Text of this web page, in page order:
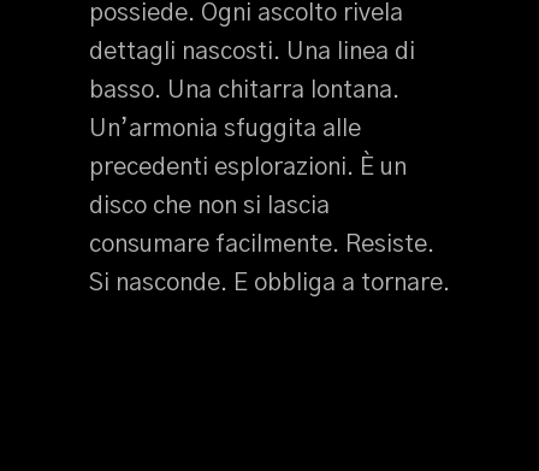
possiede. Ogni ascolto rivela
dettagli nascosti. Una linea di
basso. Una chitarra lontana.
Un’armonia sfuggita alle
precedenti esplorazioni. È un
disco che non si lascia
consumare facilmente. Resiste.
Si nasconde. E obbliga a tornare.